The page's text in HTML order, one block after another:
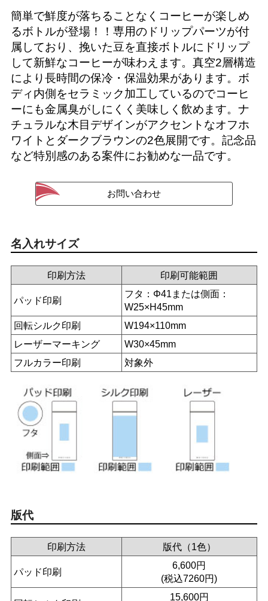
簡単で鮮度が落ちることなくコーヒーが楽しめ
るボトルが登場！！専用のドリップパーツが付
属しており、挽いた豆を直接ボトルにドリップ
して新鮮なコーヒーが味わえます。真空2層構造
により長時間の保冷・保温効果があります。ボ
ディ内側をセラミック加工しているのでコーヒ
ーにも金属臭がしにくく美味しく飲めます。ナ
チュラルな木目デザインがアクセントなオフホ
ワイトとダークブラウンの2色展開です。記念品
など特別感のある案件にお勧めな一品です。
名入れサイズ
印刷方法 印刷可能範囲
パッド印刷
フタ：Φ41または側面：
W25×H45mm
回転シルク印刷
W194×110mm
レーザーマーキング
W30×45mm
フルカラー印刷
対象外
版代
印刷方法 版代（1色）
パッド印刷
6,600円
(税込7260円)
15,600円